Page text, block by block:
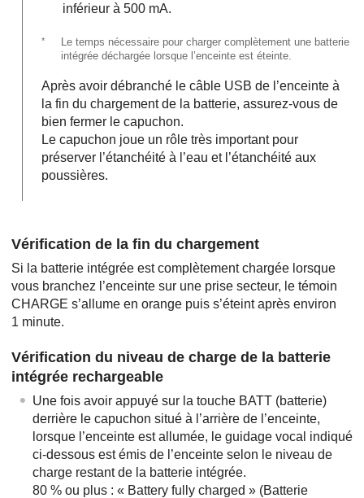
inférieur à 500 mA.
*
Le temps nécessaire pour charger complètement une batterie
intégrée déchargée lorsque l’enceinte est éteinte.
Après avoir débranché le câble USB de l’enceinte à
la fin du chargement de la batterie, assurez-vous de
bien fermer le capuchon.
Le capuchon joue un rôle très important pour
préserver l’étanchéité à l’eau et l’étanchéité aux
poussières.
Vérification de la fin du chargement
Si la batterie intégrée est complètement chargée lorsque
vous branchez l’enceinte sur une prise secteur, le témoin
CHARGE s’allume en orange puis s’éteint après environ
1 minute.
Vérification du niveau de charge de la batterie
intégrée rechargeable
Une fois avoir appuyé sur la touche BATT (batterie)
derrière le capuchon situé à l’arrière de l’enceinte,
lorsque l’enceinte est allumée, le guidage vocal indiqué
ci-dessous est émis de l’enceinte selon le niveau de
charge restant de la batterie intégrée.
80 % ou plus : « Battery fully charged » (Batterie